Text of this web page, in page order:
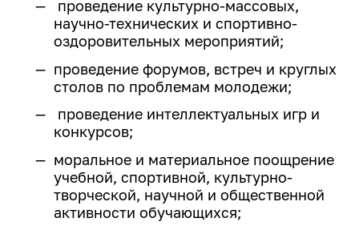
деятельность
ИРНИТУ - ОК "Российский
ИРНИТУ - ПАО "Корпорация
"Иркут"
Центр карьеры
Трудоустройство студентов
Программа целевого обучения в
интересах ИРНИТУ
Культура и творчество
Мероприятия
Проекты
Творческие коллективы
ветеранах труда Иркутской
области
проведение культурно-массовых,
научно-технических и спортивно-
оздоровительных мероприятий;
проведение форумов, встреч и круглых
столов по проблемам молодежи;
проведение интеллектуальных игр и
конкурсов;
моральное и материальное поощрение
учебной, спортивной, культурно-
творческой, научной и общественной
активности обучающихся;